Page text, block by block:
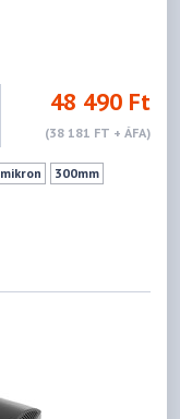
48 490 Ft
(38 181 FT + ÁFA)
300mm